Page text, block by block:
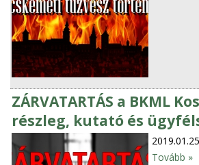
ZÁRVATARTÁS a BKML
részleg, kutató és
Tovább »